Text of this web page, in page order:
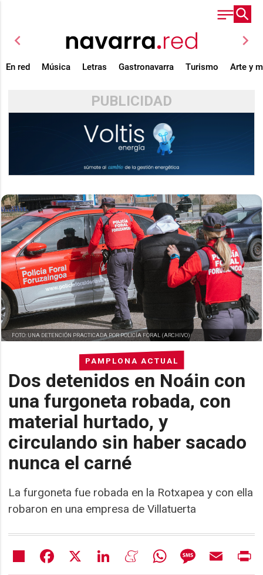
chevron_left chevron_right
En red Música Letras Gastronavarra Turismo Arte y
PUBLICIDAD
PAMPLONA ACTUAL
Dos detenidos en Noáin con
una furgoneta robada, con
material hurtado, y
circulando sin haber sacado
nunca el carné
La furgoneta fue robada en la Rotxapea y con ella
robaron en una empresa de Villatuerta
FOTO: UNA DETENCIÓN PRACTICADA POR POLICÍA FORAL (ARCHIVO)
Share Facebook LinkedIn MeneameWhatsAppMessageEmail